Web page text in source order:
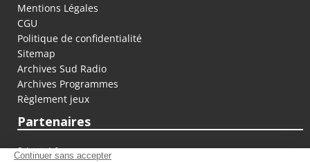
Mentions Légales
CGU
Politique de confidentialité
Sitemap
Archives Sud Radio
Archives Programmes
Règlement jeux
Partenaires
fiducial.fr